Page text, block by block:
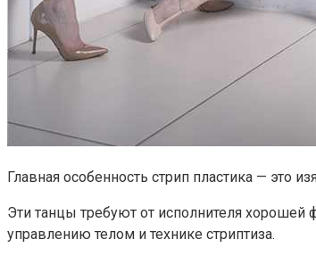
Главная особенность стрип пластика — это
Эти танцы требуют от исполнителя
управлению телом и технике стриптиза.